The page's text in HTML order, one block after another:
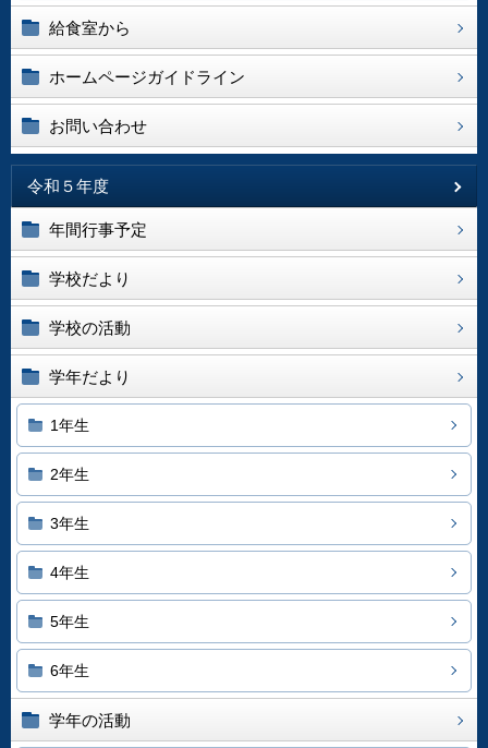
給食室から
ホームページガイドライン
お問い合わせ
令和５年度
年間行事予定
学校だより
学校の活動
学年だより
1年生
2年生
3年生
4年生
5年生
6年生
学年の活動